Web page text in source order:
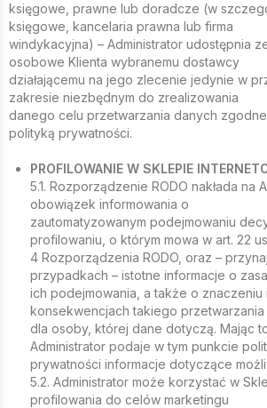
księgowe, prawne lub doradcze (w
księgowe, kancelaria prawna lub firma
windykacyjna) – Administrator udostępnia
osobowe Klienta wybranemu dostawcy
działającemu na jego zlecenie jedynie w
zakresie niezbędnym do zrealizowania
danego celu przetwarzania danych
polityką prywatności.
PROFILOWANIE W SKLEPIE
5.1. Rozporządzenie RODO nakłada na
obowiązek informowania o
zautomatyzowanym podejmowaniu
profilowaniu, o którym mowa w art. 22
4 Rozporządzenia RODO, oraz –
przypadkach – istotne informacje o
ich podejmowania, a także o
konsekwencjach takiego przetwarzania
dla osoby, której dane dotyczą. Mając
Administrator podaje w tym punkcie
prywatności informacje dotyczące
5.2. Administrator może korzystać w
profilowania do celów marketingu